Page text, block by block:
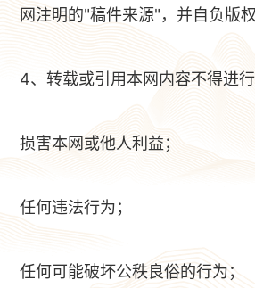
网注明的"稿件来源"，并自负版
4、转载或引用本网内容不得进行
损害本网或他人利益；
任何违法行为；
任何可能破坏公秩良俗的行为；